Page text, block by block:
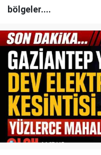
bölgeler....